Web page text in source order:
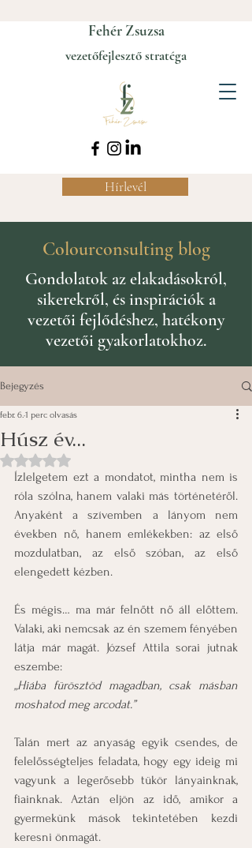
Fehér Zsuzsa
vezetőfejlesztő stratéga
Hírlevél
Colourconsulting blog
Gondolatok az elakadásokról,
sikerekről, és inspirációk a
vezetői fejlődéshez, hatékony
vezetői gyakorlatokhoz.
Bejegyzés
Húsz év...
febr. 6.1 perc olvasás
NaN csillagot kapott az 5-ből.
Ízlelgetem ezt a mondatot, mintha nem is
róla szólna, hanem valaki más történetéről.
Anyaként a szívemben a lányom nem
években nő, hanem emlékekben: az első
mozdulatban, az első szóban, az első
elengedett kézben.
És mégis… ma már felnőtt nő áll előttem.
Valaki, aki nemcsak az én szemem fényében
látja már magát. József Attila sorai jutnak
eszembe:
„Hiába fürösztöd magadban, csak másban
moshatod meg arcodat.”
Talán mert az anyaság egyik csendes, de
felelősségteljes feladata, hogy egy ideig mi
vagyunk a legerősebb tükör lányainknak,
fiainknak. Aztán eljön az idő, amikor a
gyermekünk mások tekintetében kezdi
keresni önmagát.